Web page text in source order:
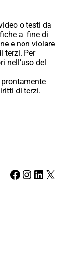
o testi da
al fine di
e non violare
terzi. Per
nell’uso del
di terzi.
Facebook Instagram LinkedIn X